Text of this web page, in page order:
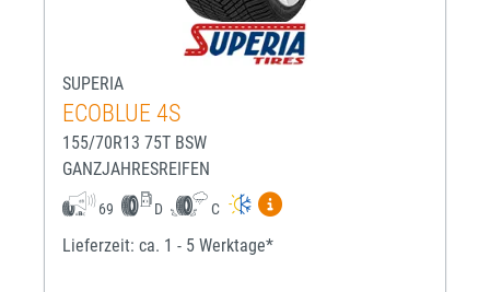
SUPERIA
ECOBLUE 4S
155/70R13 75T BSW
GANZJAHRESREIFEN
69 D C
Mehr Informationen zum
Lieferzeit: ca. 1 - 5 Werktage*